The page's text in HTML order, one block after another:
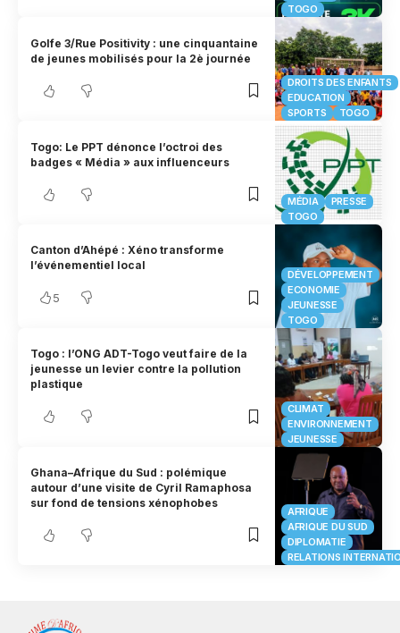
TOGO
DROITS DES ENFANTS
EDUCATION
SPORTS
TOGO
Golfe 3/Rue Positivity : une cinquantaine
de jeunes mobilisés pour la 2è journée
MÉDIA
PRESSE
TOGO
Togo: Le PPT dénonce l’octroi des
badges « Média » aux influenceurs
DÉVELOPPEMENT
ECONOMIE
JEUNESSE
TOGO
Canton d’Ahépé : Xéno transforme
l’événementiel local
5
CLIMAT
ENVIRONNEMENT
JEUNESSE
Togo : l’ONG ADT-Togo veut faire de la
jeunesse un levier contre la pollution
plastique
AFRIQUE
AFRIQUE DU SUD
DIPLOMATIE
RELATIONS
Ghana–Afrique du Sud : polémique
autour d’une visite de Cyril Ramaphosa
sur fond de tensions xénophobes